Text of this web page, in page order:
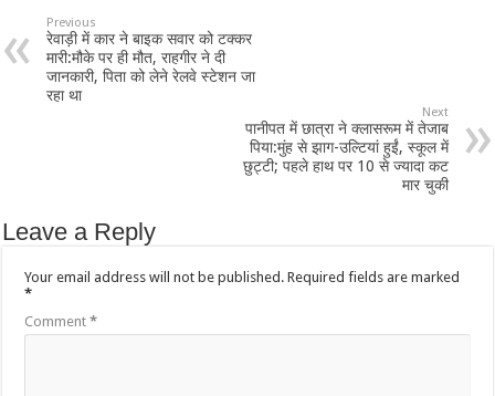
Previous
रेवाड़ी में कार ने बाइक सवार को टक्कर
मारी:मौके पर ही मौत, राहगीर ने दी
जानकारी, पिता को लेने रेलवे स्टेशन जा
रहा था
Next
पानीपत में छात्रा ने क्लासरूम में तेजाब
पिया:मुंह से झाग-उल्टियां हुईं, स्कूल में
छुट्टी; पहले हाथ पर 10 से ज्यादा कट
मार चुकी
Leave a Reply
Your email address will not be published. Required fields are marked
*
Comment*